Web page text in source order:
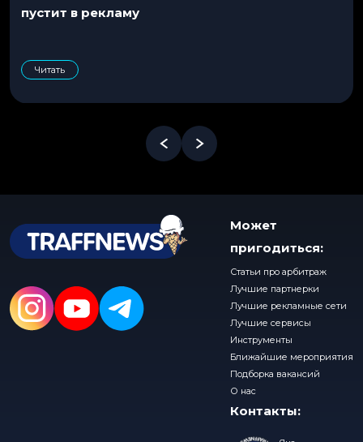
пустит в рекламу
Читать
Может
пригодиться:
Статьи про арбитраж
Лучшие партнерки
Лучшие рекламные сети
Лучшие сервисы
Инструменты
Ближайшие мероприятия
Подборка вакансий
О нас
Контакты: